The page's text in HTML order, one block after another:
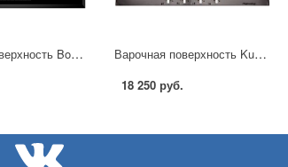
Варочная поверхность Bosch PIB 651 F17E в Москве Варочная поверхность Kuppersberg TGM 60C в Москве
18 250 руб.